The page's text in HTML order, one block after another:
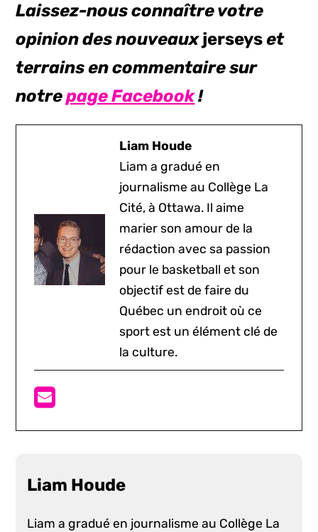
Laissez-nous connaître votre
opinion des nouveauxjerseyset
terrains en commentaire sur
notrepage Facebook!
Liam Houde
Liam a gradué en
journalisme au Collège La
Cité, à Ottawa. Il aime
marier son amour de la
rédaction avec sa passion
pour le basketball et son
objectif est de faire du
Québec un endroit où ce
sport est un élément clé de
la culture.
Liam Houde
Liam a gradué en journalisme au Collège La